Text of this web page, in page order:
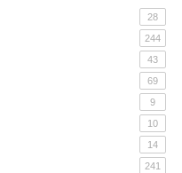
28
244
43
69
9
10
14
241